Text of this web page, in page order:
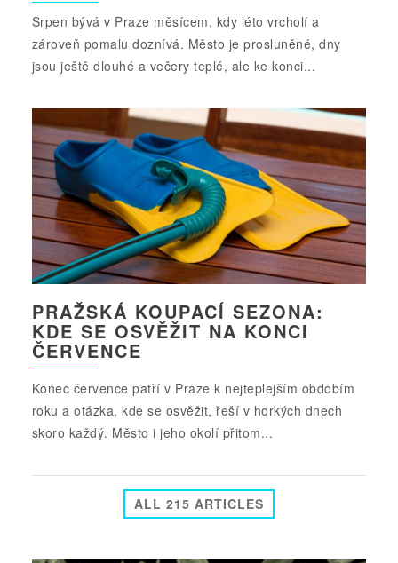
Srpen bývá v Praze měsícem, kdy léto vrcholí a
zároveň pomalu doznívá. Město je prosluněné, dny
jsou ještě dlouhé a večery teplé, ale ke konci...
PRAŽSKÁ KOUPACÍ SEZONA:
KDE SE OSVĚŽIT NA KONCI
ČERVENCE
Konec července patří v Praze k nejteplejším obdobím
roku a otázka, kde se osvěžit, řeší v horkých dnech
skoro každý. Město i jeho okolí přitom...
ALL 215 ARTICLES